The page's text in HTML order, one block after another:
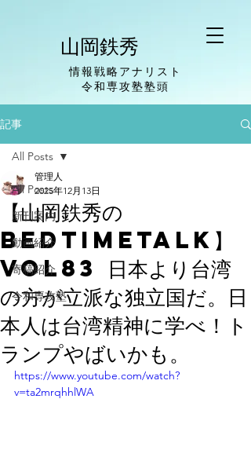
山岡鉄秀
情報戦略アナリスト
​令和専攻塾塾頭
記事
All Posts
新刊案内
動画紹介
寄稿紹介
令和専攻塾
All Posts
【山岡鉄秀の
BedTimeTalk】
vol83 日本より台湾
の方が立派な独立国だ。日
本人は台湾精神に学べ！ト
ランプやばいかも。
管理人
2025年12月13日
https://www.youtube.com/watch?
v=ta2mrqhhlWA